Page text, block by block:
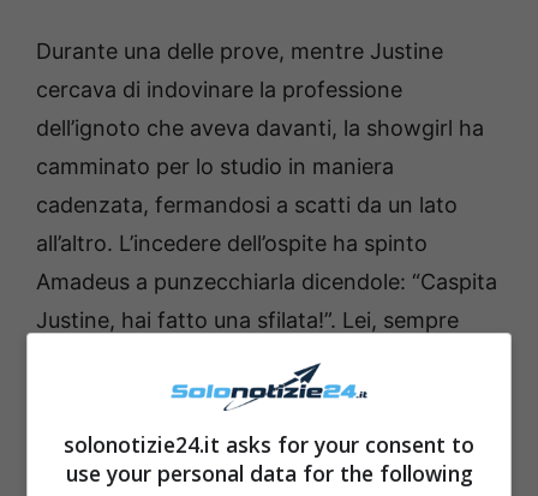
Durante una delle prove, mentre Justine
cercava di indovinare la professione
dell’ignoto che aveva davanti, la showgirl ha
camminato per lo studio in maniera
cadenzata, fermandosi a scatti da un lato
all’altro. L’incedere dell’ospite ha spinto
Amadeus a punzecchiarla dicendole: “Caspita
Justine, hai fatto una sfilata!”. Lei, sempre
con la risposta pronta, ha detto
immediatamente: “L’abito merita”.
Leggi anche ->Wilma De Angelis doloroso
solonotizie24.it asks for your consent to
use your personal data for the following